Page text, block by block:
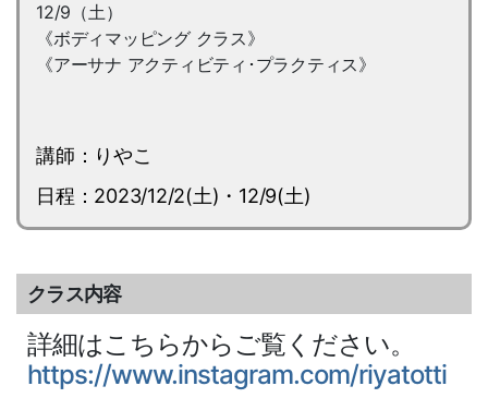
12/9（土）
《ボディマッピング クラス》
《アーサナ アクティビティ･プラクティス》
講師：りやこ
日程：2023/12/2(土)・12/9(土)
クラス内容
詳細はこちらからご覧ください。
https://www.instagram.com/riyatotti